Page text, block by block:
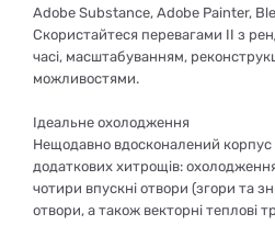
Adobe Substance, Adobe Painter,
Скористайтеся перевагами ІІ з
часі, масштабуванням,
можливостями.
Ідеальне охолодження
Нещодавно вдосконалений корпус
додаткових хитрощів:
чотири впускні отвори (згори та
отвори, а також векторні теплові